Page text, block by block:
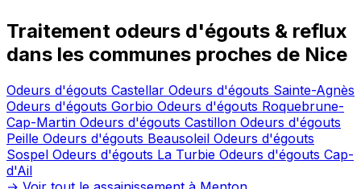
Traitement odeurs d'égouts & reflux
dans les communes proches de Nice
Odeurs d'égouts Castellar Odeurs d'égouts Sainte-Agnès
Odeurs d'égouts Gorbio Odeurs d'égouts Roquebrune-
Cap-Martin Odeurs d'égouts Castillon Odeurs d'égouts
Peille Odeurs d'égouts Beausoleil Odeurs d'égouts
Sospel Odeurs d'égouts La Turbie Odeurs d'égouts Cap-
d'Ail